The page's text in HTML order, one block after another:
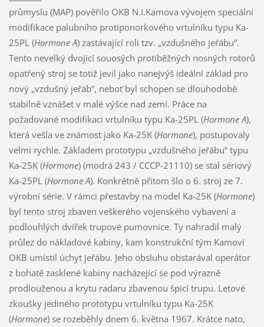
průmyslu (MAP) pověřilo OKB N.I.Kamova vývojem speciální
modifikace palubního protiponorkového vrtulníku typu Ka-
25PL (Hormone A) zastávající roli tzv. „vzdušného jeřábu“.
Tento nevelký dvojicí souosých protiběžných nosných rotorů
opatřený stroj se totiž jevil jako nanejvýš ideální základ pro
nový „vzdušný jeřáb“, neboť byl schopen se dlouhodobě
stabilně vznášet v malé výšce nad zemí. Práce na
požadované modifikaci vrtulníku typu Ka-25PL (Hormone A),
která vešla ve známost jako Ka-25K (Hormone), postupovaly
velmi rychle. Základem prototypu „vzdušného jeřábu“ typu
Ka-25K (Hormone) (modrá 243 / CCCP-21110) se stal sériový
Ka-25PL (Hormone A). Konkrétně přitom šlo o 6. stroj ze 7.
výrobní série. V rámci přestavby na model Ka-25K (Hormone)
byl tento stroj zbaven veškerého vojenského vybavení a
podlouhlých dvířek trupové pumovnice. Ty nahradil malý
průlez do nákladové kabiny, kam konstrukční tým Kamovi
OKB umístil úchyt jeřábu. Jeho obsluhu obstarával operátor
z bohatě zasklené kabiny nacházející se pod výrazně
prodlouženou a krytu radaru zbavenou špicí trupu. Letové
zkoušky jediného prototypu vrtulníku typu Ka-25K
(Hormone) se rozeběhly dnem 6. května 1967. Krátce nato,